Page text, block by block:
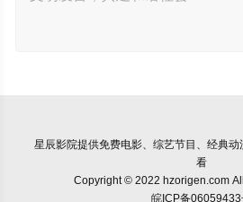
星辰影院提供免费电影、综艺节目、经典
看
Copyright © 2022 hzorigen.com
皖ICP备06059433